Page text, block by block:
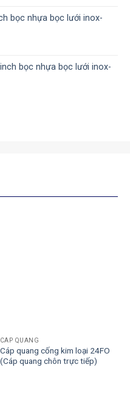
bọc nhựa bọc lưới inox-
bọc nhựa bọc lưới inox-
CÁP QUANG
Cáp quang cống kim loại 24FO
(Cáp quang chôn trực tiếp)